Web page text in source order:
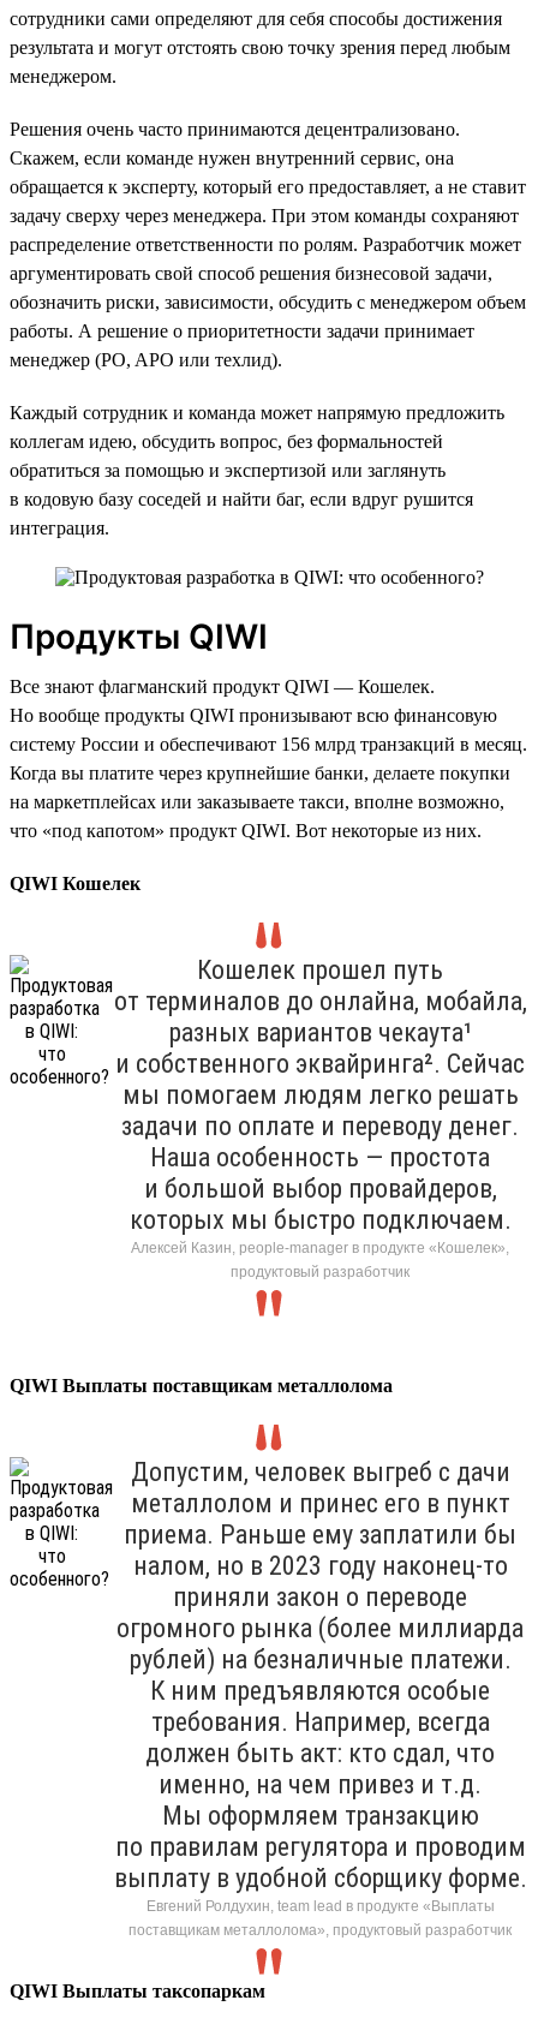
сотрудники сами определяют для себя способы достижения
результата и могут отстоять свою точку зрения перед любым
менеджером.
Решения очень часто принимаются децентрализовано.
Скажем, если команде нужен внутренний сервис, она
обращается к эксперту, который его предоставляет, а не ставит
задачу сверху через менеджера. При этом команды сохраняют
распределение ответственности по ролям. Разработчик может
аргументировать свой способ решения бизнесовой задачи,
обозначить риски, зависимости, обсудить с менеджером объем
работы. А решение о приоритетности задачи принимает
менеджер (PO, APO или техлид).
Каждый сотрудник и команда может напрямую предложить
коллегам идею, обсудить вопрос, без формальностей
обратиться за помощью и экспертизой или заглянуть
в кодовую базу соседей и найти баг, если вдруг рушится
интеграция.
Продукты QIWI
Все знают флагманский продукт QIWI — Кошелек.
Но вообще продукты QIWI пронизывают всю финансовую
систему России и обеспечивают 156 млрд транзакций в месяц.
Когда вы платите через крупнейшие банки, делаете покупки
на маркетплейсах или заказываете такси, вполне возможно,
что «под капотом» продукт QIWI. Вот некоторые из них.
QIWI Кошелек
Кошелек прошел путь
от терминалов до онлайна, мобайла,
разных вариантов чекаута¹
и собственного эквайринга². Сейчас
мы помогаем людям легко решать
задачи по оплате и переводу денег.
Наша особенность — простота
и большой выбор провайдеров,
которых мы быстро подключаем.
Алексей Казин, people-manager в продукте «Кошелек»,
продуктовый разработчик
QIWI Выплаты поставщикам металлолома
Допустим, человек выгреб с дачи
металлолом и принес его в пункт
приема. Раньше ему заплатили бы
налом, но в 2023 году наконец-то
приняли закон о переводе
огромного рынка (более миллиарда
рублей) на безналичные платежи.
К ним предъявляются особые
требования. Например, всегда
должен быть акт: кто сдал, что
именно, на чем привез и т.д.
Мы оформляем транзакцию
по правилам регулятора и проводим
выплату в удобной сборщику форме.
Евгений Ролдухин, team lead в продукте «Выплаты
поставщикам металлолома», продуктовый разработчик
QIWI Выплаты таксопаркам